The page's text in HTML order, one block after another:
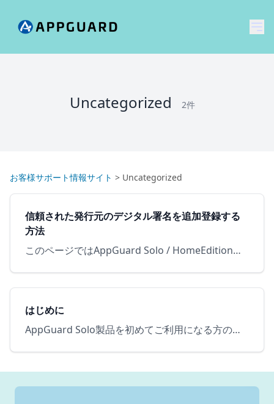
メ
Uncategorized 2件
お客様サポート情報サイト > Uncategorized
信頼された発行元のデジタル署名を追加登録する
方法
このページではAppGuard Solo / HomeEditionのGUI画面から信頼された発行元のデジタル署名をポリシーに追加登録する方法をご案内します。 アプリケーションの起動がAppGuard…
はじめに
AppGuard Solo製品を初めてご利用になる方のための内容をご案内しています。以下の目次から、目的の項目を選択してご確認ください。 (1) インストール方法(2) 使っていたソフトが動かず困った…